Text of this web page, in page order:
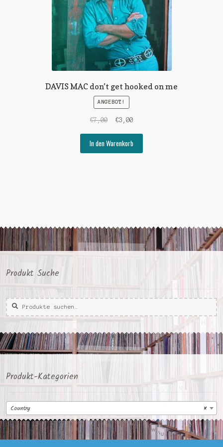
DAVIS MAC don’t get hooked on me
ANGEBOT!
€7,00
Ursprünglicher
war:
€7,00
€3,00Aktueller
ist:
€3,00.
In den Warenkorb
Produkt Suche
Suche
nach:
Suche
Produkt-Kategorien
×
Country